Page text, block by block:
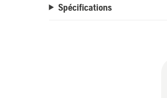
Spécifications